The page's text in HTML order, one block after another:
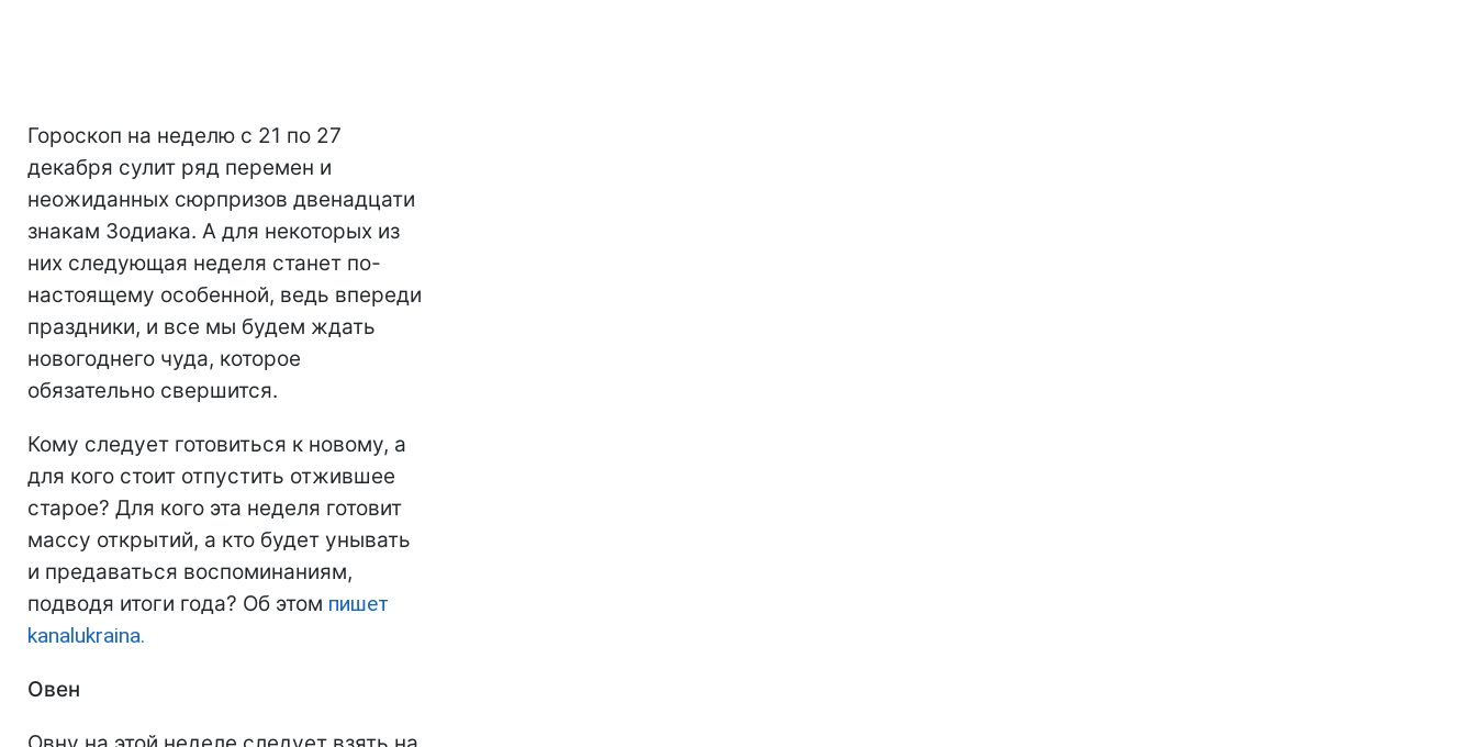
Гороскоп на неделю с 21 по 27
декабря сулит ряд перемен и
неожиданных сюрпризов двенадцати
знакам Зодиака. А для некоторых из
них следующая неделя станет по-
настоящему особенной, ведь впереди
праздники, и все мы будем ждать
новогоднего чуда, которое
обязательно свершится.
Кому следует готовиться к новому, а
для кого стоит отпустить отжившее
старое? Для кого эта неделя готовит
массу открытий, а кто будет унывать
и предаваться воспоминаниям,
подводя итоги года? Об этом пишет
kanalukraina.
Овен